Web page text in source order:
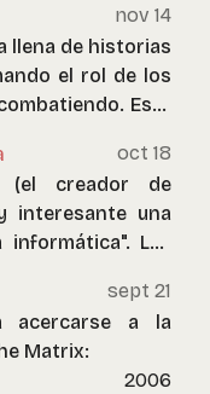
nov 14
llena de historias
el rol de los
Esta
oct 18
(el creador de
interesante una
Les
en su
sept 21
acercarse a la
Matrix:
2006